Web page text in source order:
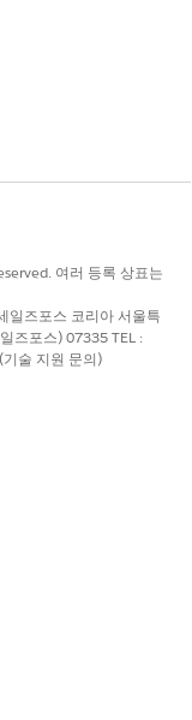
들어오는 문의를 처
를 사용하여 고객을
니까?
여러 등록 상표는
일즈포스 코리아 서울특
즈포스) 07335 TEL :
술 지원 문의)